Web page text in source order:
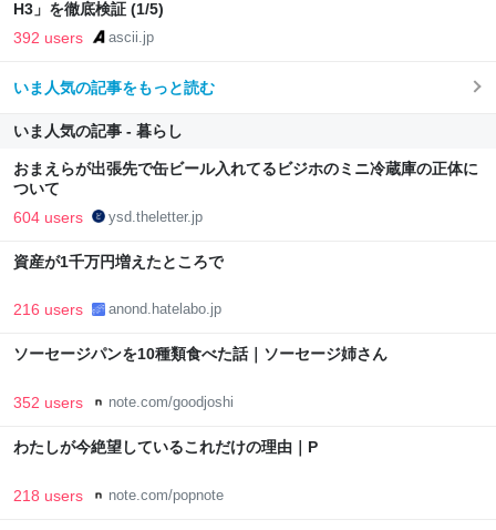
H3」を徹底検証 (1/5)
392 users ascii.jp
いま人気の記事をもっと読む
いま人気の記事 - 暮らし
おまえらが出張先で缶ビール入れてるビジホのミニ冷蔵庫の正体に
ついて
604 users ysd.theletter.jp
資産が1千万円増えたところで
216 users anond.hatelabo.jp
ソーセージパンを10種類食べた話｜ソーセージ姉さん
352 users note.com/goodjoshi
わたしが今絶望しているこれだけの理由｜P
218 users note.com/popnote